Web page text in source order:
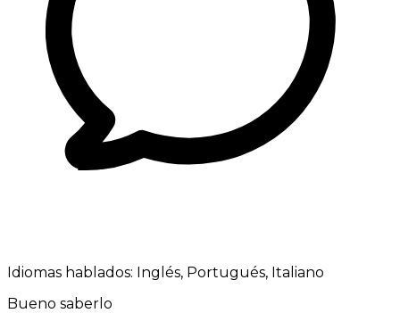
Idiomas hablados: Inglés, Portugués, Italiano
Bueno saberlo